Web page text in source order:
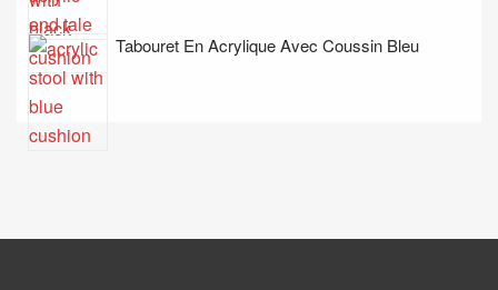
Tabouret En Acrylique Avec Coussin Bleu